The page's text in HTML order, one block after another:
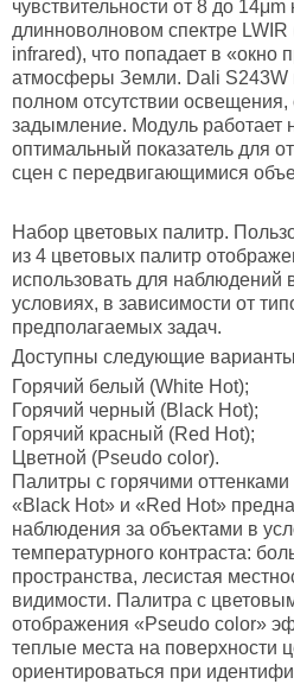
чувствительности от 8 до 14μm
длинноволновом спектре
infrared), что попадает в «окно
атмосферы Земли. Dali S243W
полном отсутствии освещения,
задымление. Модуль работает
оптимальный показатель для
сцен с передвигающимися
Набор цветовых палитр.
из 4 цветовых палитр
использовать для наблюдений
условиях, в зависимости от
предполагаемых задач.
Доступны следующие
Горячий белый (White Hot);
Горячий черный (Black Hot);
Горячий красный (Red Hot);
Цветной (Pseudo color).
Палитры с горячими
«Black Hot» и «Red Hot»
наблюдения за объектами в
температурного контраста:
пространства, лесистая
видимости. Палитра с
отображения «Pseudo color»
теплые места на поверхности
ориентироваться при